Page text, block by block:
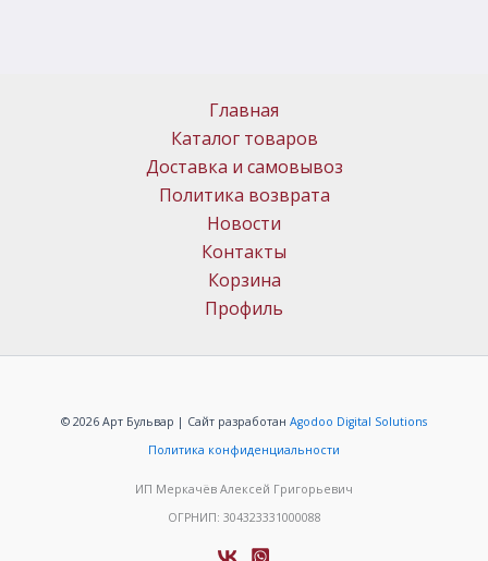
Главная
Каталог товаров
Доставка и самовывоз
Политика возврата
Новости
Контакты
Корзина
Профиль
© 2026 Арт Бульвар | Сайт разработан Agodoo Digital Solutions
Политика конфиденциальности
ИП Меркачёв Алексей Григорьевич
ОГРНИП: 304323331000088